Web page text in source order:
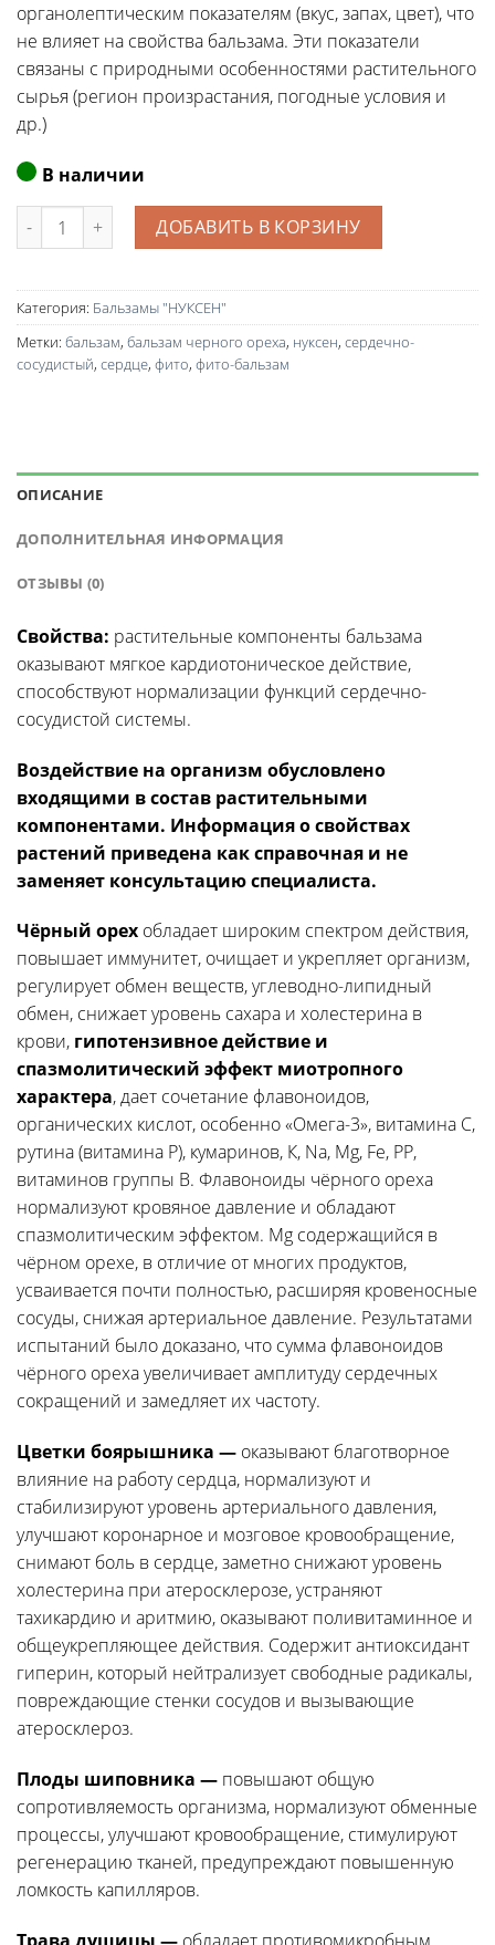
органолептическим показателям (вкус, запах, цвет), что
не влияет на свойства бальзама. Эти показатели
связаны с природными особенностями растительного
сырья (регион произрастания, погодные условия и
др.)
В наличии
Количество ДОБАВИТЬ В КОРЗИНУ
Категория: Бальзамы "НУКСЕН"
Метки: бальзам, бальзам черного ореха, нуксен, сердечно-
сосудистый, сердце, фито, фито-бальзам
ОПИСАНИЕ
ДОПОЛНИТЕЛЬНАЯ ИНФОРМАЦИЯ
ОТЗЫВЫ (0)
Свойства: растительные компоненты бальзама
оказывают мягкое кардиотоническое действие,
способствуют нормализации функций сердечно-
сосудистой системы.
Воздействие на организм обусловлено
входящими в состав растительными
компонентами. Информация о свойствах
растений приведена как справочная и не
заменяет консультацию специалиста.
Чёрный орех обладает широким спектром действия,
повышает иммунитет, очищает и укрепляет организм,
регулирует обмен веществ, углеводно-липидный
обмен, снижает уровень сахара и холестерина в
крови, гипотензивное действие и
спазмолитический эффект миотропного
характера, дает сочетание флавоноидов,
органических кислот, особенно «Омега-3», витамина С,
рутина (витамина Р), кумаринов, К, Na, Mg, Fe, PP,
витаминов группы В. Флавоноиды чёрного ореха
нормализуют кровяное давление и обладают
спазмолитическим эффектом. Mg содержащийся в
чёрном орехе, в отличие от многих продуктов,
усваивается почти полностью, расширяя кровеносные
сосуды, снижая артериальное давление. Результатами
испытаний было доказано, что сумма флавоноидов
чёрного ореха увеличивает амплитуду сердечных
сокращений и замедляет их частоту.
Цветки боярышника — оказывают благотворное
влияние на работу сердца, нормализуют и
стабилизируют уровень артериального давления,
улучшают коронарное и мозговое кровообращение,
снимают боль в сердце, заметно снижают уровень
холестерина при атеросклерозе, устраняют
тахикардию и аритмию, оказывают поливитаминное и
общеукрепляющее действия. Содержит антиоксидант
гиперин, который нейтрализует свободные радикалы,
повреждающие стенки сосудов и вызывающие
атеросклероз.
Плоды шиповника — повышают общую
сопротивляемость организма, нормализуют обменные
процессы, улучшают кровообращение, стимулируют
регенерацию тканей, предупреждают повышенную
ломкость капилляров.